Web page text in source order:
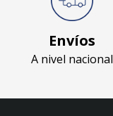
Envíos
A nivel nacional